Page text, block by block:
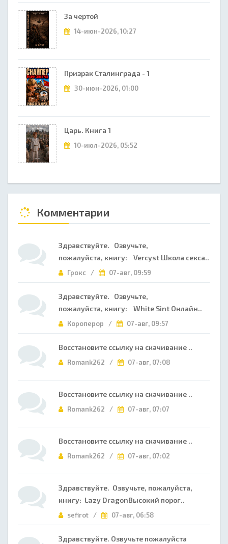
За чертой
14-июн-2026, 10:27
Призрак Сталинграда - 1
30-июн-2026, 01:00
Царь. Книга 1
10-июл-2026, 05:52
Комментарии
Здравствуйте. Озвучьте,
пожалуйста, книгу: Vercyst Школа секса..
Грокс / 07-авг, 09:59
Здравствуйте. Озвучьте,
пожалуйста, книгу: White Sint Онлайн..
Короперор / 07-авг, 09:57
Восстановите ссылку на скачивание ..
Romank262 / 07-авг, 07:08
Восстановите ссылку на скачивание ..
Romank262 / 07-авг, 07:07
Восстановите ссылку на скачивание ..
Romank262 / 07-авг, 07:02
Здравствуйте. Озвучьте, пожалуйста,
книгу: Lazy DragonВысокий порог..
sefirot / 07-авг, 06:58
Здравствуйте. Озвучьте пожалуйста